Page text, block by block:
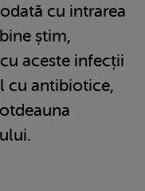
cu intrarea
știm,
aceste infecții
cu antibiotice,